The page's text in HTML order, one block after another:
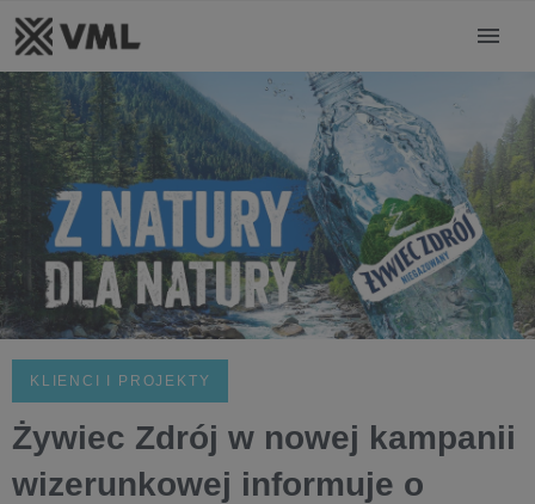
KLIENCI I PROJEKTY
Żywiec Zdrój w nowej kampanii
wizerunkowej informuje o